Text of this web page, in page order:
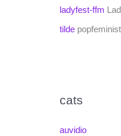
ladyfest-ffm
tilde
cats
auvidio